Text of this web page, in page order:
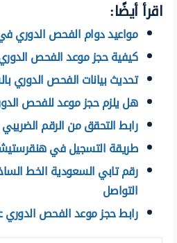
اقرأ أيضًا:
مواعيد دوام الفحص الدوري في
كيفية حجز موعد الفحص
تحديث بيانات الفحص الدوري
هل يلزم حجز موعد للفحص
رابط التحقق من الرقم الضريبي
طريقة التسجيل في
التواصل
رابط حجز موعد الفحص الدوري